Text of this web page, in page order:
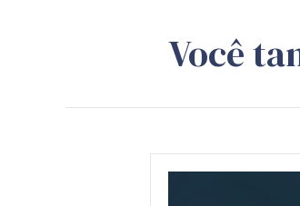
Você